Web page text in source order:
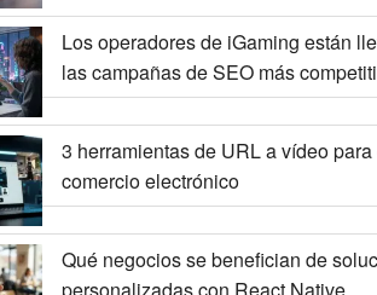
Los operadores de iGaming están
las campañas de SEO más
3 herramientas de URL a vídeo
comercio electrónico
Qué negocios se benefician de